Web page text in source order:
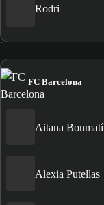
Rodri
FC Barcelona
Aitana Bonmatí
Alexia Putellas